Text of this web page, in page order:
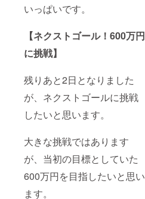
いっぱいです。
【ネクストゴール！600万円
に挑戦】
残りあと2日となりました
が、ネクストゴールに挑戦
したいと思います。
大きな挑戦ではあります
が、当初の目標としていた
600万円を目指したいと思い
ます。